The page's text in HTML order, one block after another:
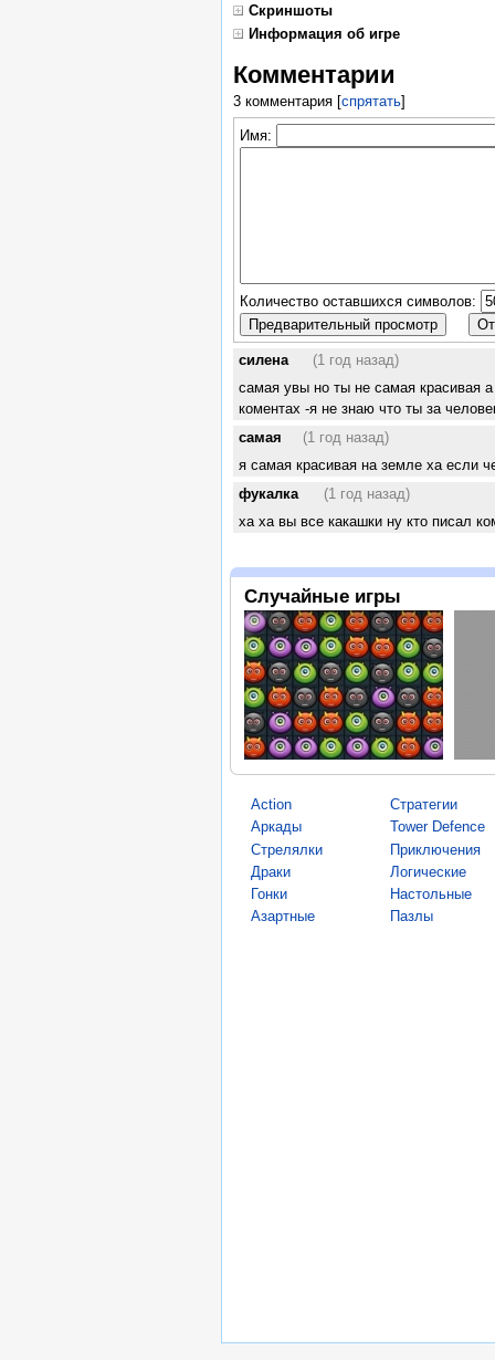
Скриншоты
Информация об игре
Комментарии
3 комментария[спрятать]
Имя:
Количество оставшихся символов:
силена
(1 год назад)
самая увы но ты не самая красивая
коментах -я не знаю что ты за
самая
(1 год назад)
я самая красивая на земле ха если
фукалка
(1 год назад)
ха ха вы все какашки ну кто писал
Случайные игры
Action
Аркады
Стрелялки
Драки
Гонки
Азартные
Стратегии
Tower Defence
Приключения
Логические
Настольные
Пазлы